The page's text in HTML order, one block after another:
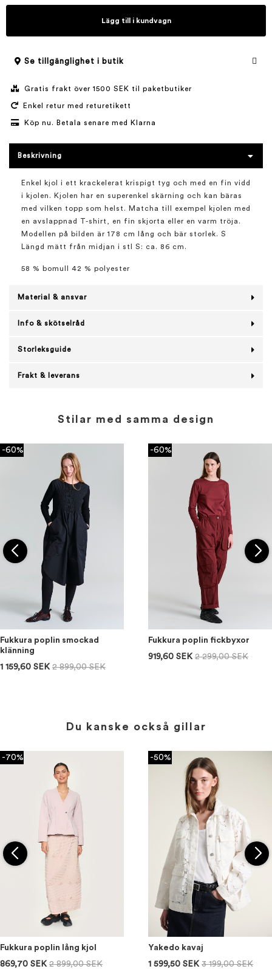
Lägg till i kundvagn
Se tillgänglighet i butik
Gratis frakt över 1500 SEK til paketbutiker
Enkel retur med returetikett
Köp nu. Betala senare med Klarna
Beskrivning
Enkel kjol i ett krackelerat krispigt tyg och med en fin vidd
i kjolen. Kjolen har en superenkel skärning och kan bäras
med vilken topp som helst. Matcha till exempel kjolen med
en avslappnad T-shirt, en fin skjorta eller en varm tröja.
Modellen på bilden är 178 cm lång och bär storlek. S
Längd mätt från midjan i stl S: ca. 86 cm.
58 % bomull 42 % polyester
Material & ansvar
Info & skötselråd
Storleksguide
Frakt & leverans
Stilar med samma design
-60%
Fukkura poplin smockad
klänning
1 159,60 SEK 2 899,00 SEK
-60%
Fukkura poplin fickbyxor
919,60 SEK 2 299,00 SEK
Du kanske också gillar
-70%
Fukkura poplin lång kjol
869,70 SEK 2 899,00 SEK
-50%
Yakedo kavaj
1 599,50 SEK 3 199,00 SEK